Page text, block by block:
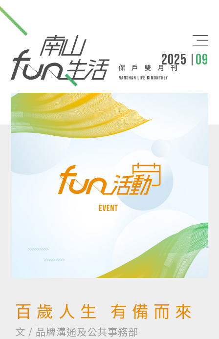
2025 09
百歲人生 有備而來
文 / 品牌溝通及公共事務部